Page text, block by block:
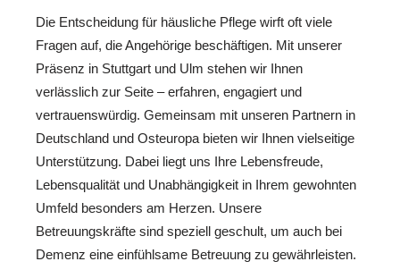
Die Entscheidung für häusliche Pflege wirft oft viele
Fragen auf, die Angehörige beschäftigen. Mit unserer
Präsenz in Stuttgart und Ulm stehen wir Ihnen
verlässlich zur Seite – erfahren, engagiert und
vertrauenswürdig. Gemeinsam mit unseren Partnern in
Deutschland und Osteuropa bieten wir Ihnen vielseitige
Unterstützung. Dabei liegt uns Ihre Lebensfreude,
Lebensqualität und Unabhängigkeit in Ihrem gewohnten
Umfeld besonders am Herzen. Unsere
Betreuungskräfte sind speziell geschult, um auch bei
Demenz eine einfühlsame Betreuung zu gewährleisten.